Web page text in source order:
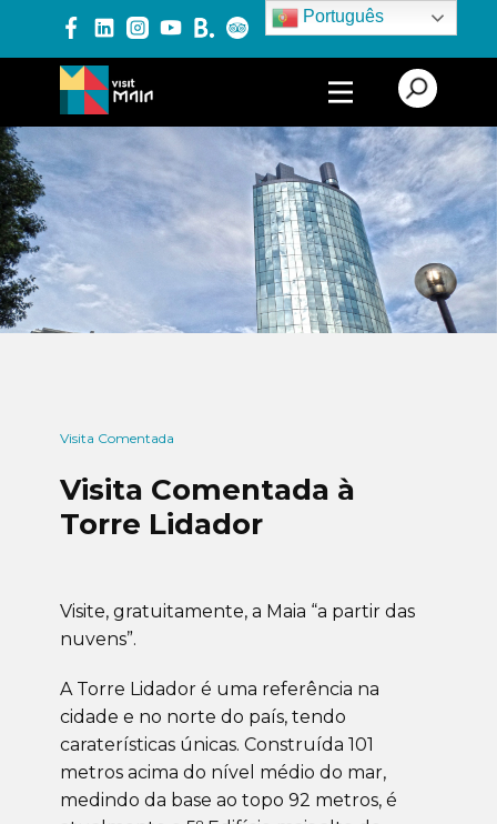
Português
PRODUTOS E SERVIÇOS
EXPERIÊNCIAS
EVENTOS
Visita Comentada
Visita Comentada à
Torre Lidador
Visite, gratuitamente, a Maia “a partir das
nuvens”.
A Torre Lidador é uma referência na
cidade e no norte do país, tendo
caraterísticas únicas. Construí­da 101
metros acima do nível médio do mar,
medindo da base ao topo 92 metros, é